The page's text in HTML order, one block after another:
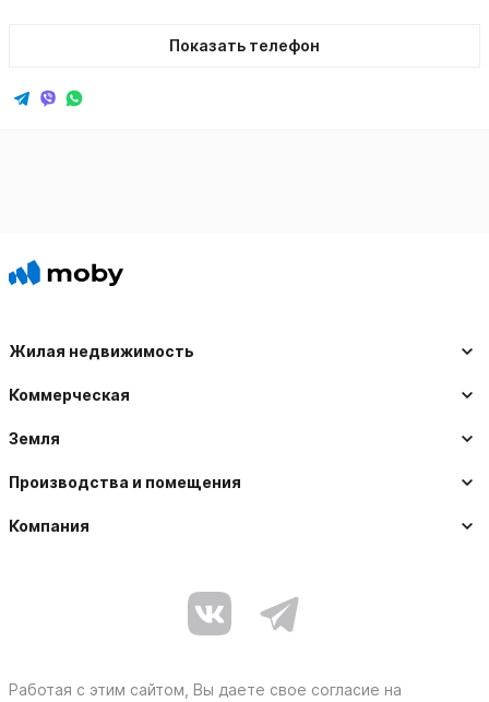
Показать телефон
Жилая недвижимость
Коммерческая
Земля
Производства и помещения
Компания
Работая с этим сайтом, Вы даете свое согласие на